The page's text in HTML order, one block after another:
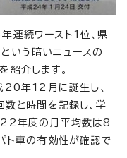
連続ワースト1位、県
いう暗いニュースの
紹介します。
20年12月に誕生し、
と時間を記録し、学
22年度の月平均数は8
ト車の有効性が確認で